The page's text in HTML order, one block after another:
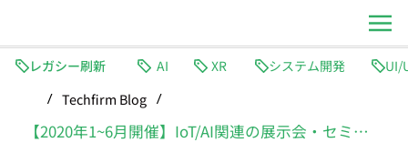
レガシー刷新 AI XR
システム開発
/ Techfirm Blog /
【2020年1~6月開催】IoT/AI関連の展示会・セミナーイベントまとめ